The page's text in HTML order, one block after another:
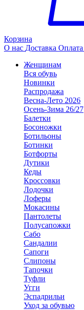
Корзина
О нас Доставка Оплата
Женщинам
Вся обувь
Новинки
Распродажа
Весна-Лето 2026
Осень-Зима 26/27
Балетки
Босоножки
Ботильоны
Ботинки
Ботфорты
Дутики
Кеды
Кроссовки
Лодочки
Лоферы
Мокасины
Пантолеты
Полусапожки
Сабо
Сандалии
Сапоги
Слипоны
Тапочки
Туфли
Угги
Эспадрильи
Уход за обувью